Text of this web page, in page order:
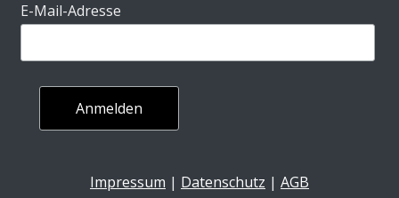
E-Mail-Adresse
Impressum | Datenschutz | AGB